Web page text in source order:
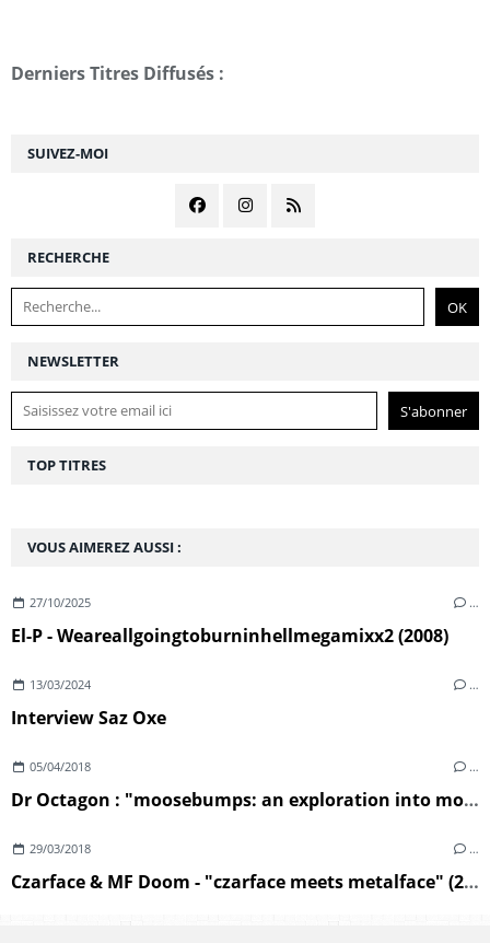
NEWSLETTER
SUIVEZ-MOI
RECHERCHE
VOUS AIMEREZ AUSSI :
27/10/2025 …
El-P - Weareallgoingtoburninhellmegamixx2 (2008)
13/03/2024 …
Interview Saz Oxe
05/04/2018 …
Dr Octagon : "moosebumps: an exploration into modern day horripilation" (2018)
29/03/2018 …
Czarface & MF Doom - "czarface meets metalface" (2018)
Derniers Titres Diffusés :
TOP TITRES